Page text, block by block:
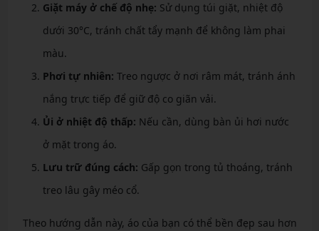
Giặt máy ở chế độ nhẹ: Sử dụng túi giặt, nhiệt độ
dưới 30°C, tránh chất tẩy mạnh để không làm phai
màu.
Phơi tự nhiên: Treo ngược ở nơi râm mát, tránh ánh
nắng trực tiếp để giữ độ co giãn vải.
Ủi ở nhiệt độ thấp: Nếu cần, dùng bàn ủi hơi nước
ở mặt trong áo.
Lưu trữ đúng cách: Gấp gọn trong tủ thoáng, tránh
treo lâu gây méo cổ.
Theo hướng dẫn này, áo của bạn có thể bền đẹp sau hơn